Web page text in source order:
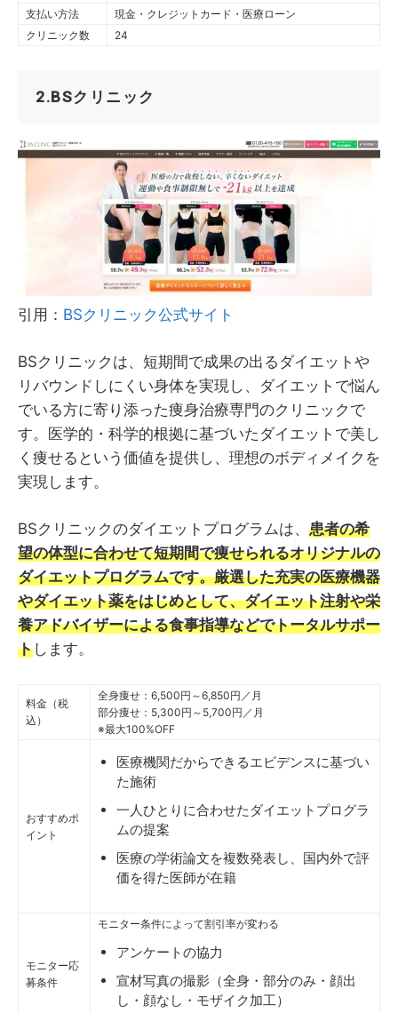
支払い方法
現金・クレジットカード・医療ローン
クリニック数
24
2.BSクリニック
引用： BSクリニック公式サイト
BSクリニックは、短期間で成果の出るダイエットや
リバウンドしにくい身体を実現し、ダイエットで悩ん
でいる方に寄り添った痩身治療専門のクリニックで
す。医学的・科学的根拠に基づいたダイエットで美し
く痩せるという価値を提供し、理想のボディメイクを
実現します。
BSクリニックのダイエットプログラムは、 患者の希
望の体型に合わせて短期間で痩せられるオリジナルの
ダイエットプログラムです。厳選した充実の医療機器
やダイエット薬をはじめとして、ダイエット注射や栄
養アドバイザーによる食事指導などでトータルサポー
トします。
料金（税
込）
全身痩せ：6,500円～6,850円／月
部分痩せ：5,300円～5,700円／月
※最大100%OFF
おすすめポ
イント
医療機関だからできるエビデンスに基づい
た施術
一人ひとりに合わせたダイエットプログラ
ムの提案
医療の学術論文を複数発表し、国内外で評
価を得た医師が在籍
モニター応
募条件
モニター条件によって割引率が変わる
アンケートの協力
宣材写真の撮影（全身・部分のみ・顔出
し・顔なし・モザイク加工）